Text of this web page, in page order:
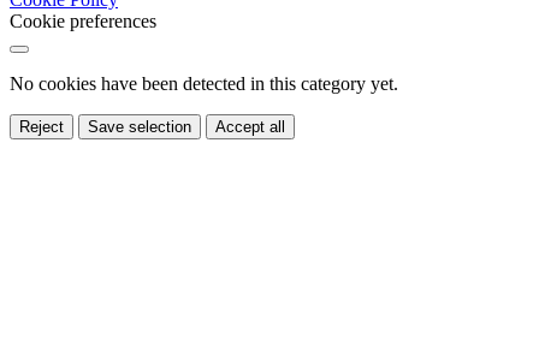
Cookie preferences
No cookies have been detected in this category yet.
Reject Save selection Accept all